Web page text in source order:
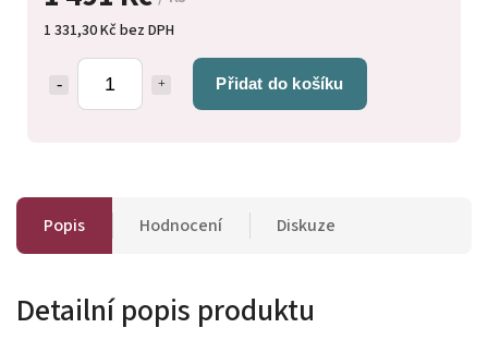
1 331,30 Kč bez DPH
Přidat do košíku
Popis Hodnocení Diskuze
Detailní popis produktu